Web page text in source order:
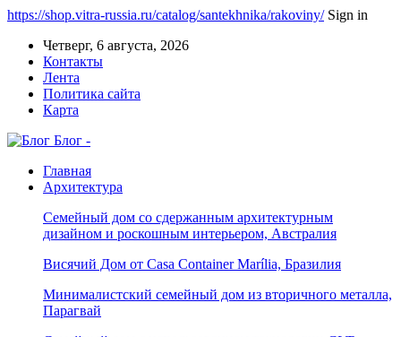
https://shop.vitra-russia.ru/catalog/santekhnika/rakoviny/ Sign in
Четверг, 6 августа, 2026
Контакты
Лента
Политика сайта
Карта
Блог -
Главная
Архитектура
Семейный дом со сдержанным архитектурным
дизайном и роскошным интерьером, Австралия
Висячий Дом от Casa Container Marília, Бразилия
Минималистский семейный дом из вторичного металла,
Парагвай